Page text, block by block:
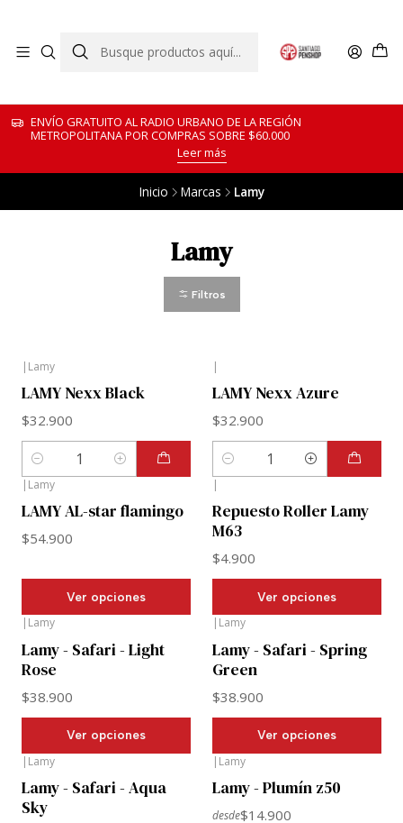
ENVÍO GRATUITO AL RADIO URBANO DE LA REGIÓN
METROPOLITANA POR COMPRAS SOBRE $60.000
Leer más
Inicio Marcas Lamy
Lamy
Filtros
| Lamy
LAMY Nexx Black
$32.900
Cantidad
|
LAMY Nexx Azure
$32.900
Cantidad
| Lamy
LAMY AL-star flamingo
$54.900
Ver opciones
|
Repuesto Roller Lamy
M63
$4.900
Ver opciones
| Lamy
Lamy - Safari - Light
Rose
$38.900
Ver opciones
| Lamy
Lamy - Safari - Spring
Green
$38.900
Ver opciones
| Lamy
Lamy - Safari - Aqua
Sky
| Lamy
Lamy - Plumín z50
desde$14.900